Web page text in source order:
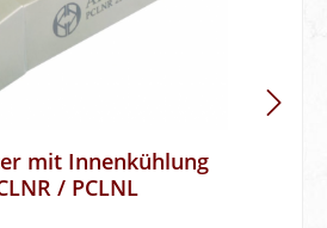
mit Innenkühlung
/ PCLNL